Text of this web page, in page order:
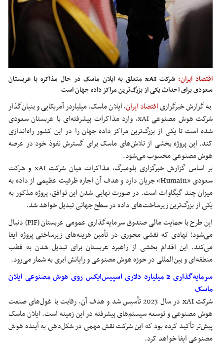
اقتصاد ایران:
شرکت xAI متعلق به ایلان ماسک در حال مذاکره با عربستان
سعودی برای احداث یکی از بزرگ‌ترین مراکز داده جهان است
به گزارش خبرگزاریاقتصاد ایران، ایلان ماسک، میلیاردر آمریکایی و بنیان‌گذار
شرکت هوش مصنوعی xAI، وارد مذاکرات پیشرفته‌ای با عربستان سعودی
شده است تا یکی از بزرگ‌ترین مراکز داده جهان را در این کشور راه‌اندازی
کند. این پروژه بخشی از تلاش‌های ماسک برای گسترش نفوذ خود در عرصه
هوش مصنوعی محسوب می‌شود.
بر اساس گزارش خبرگزاری بلومبرگ، مذاکرات میان شرکت xAI و شرکت
سعودی «Humain» جریان دارد و هدف آن اجاره ظرفیت عظیمی از داده به
میزان چند گیگاوات است. در صورت نهایی شدن این توافق، پروژه مذکور به
یکی از بزرگ‌ترین زیرساخت‌های داده در سطح جهانی تبدیل خواهد شد.
این طرح با حمایت مالی صندوق سرمایه‌گذاری عمومی عربستان (PIF) دنبال
می‌شود؛ نهادی که نقشی محوری در تأمین هزینه‌های زیرساختی پروژه ایفا
می‌کند. این اقدام بخشی از راهبرد عربستان برای تبدیل شدن به قطب
منطقه‌ای و بین‌المللی در حوزه هوش مصنوعی و رایانش ابری به شمار می‌رود.
سرمایه‌گذاری 2 میلیارد دلاری اسپیس‌ایکس روی هوش مصنوعی ایلان
ماسک
شرکت xAI در سال 2023 تأسیس شد و هدف آن، رقابت با غول‌های صنعت
هوش مصنوعی و توسعه سیستم‌های پیشرفته در این زمینه است. ایلان ماسک
پیش‌تر تأکید کرده بود که این شرکت نقش مهمی در شکل‌دهی به آینده هوش
مصنوعی ایفا خواهد کرد.